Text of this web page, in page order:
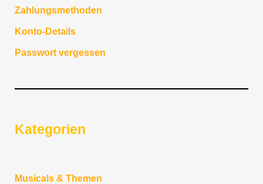
Zahlungsmethoden
Konto-Details
Passwort vergessen
Kategorien
Musicals & Themen